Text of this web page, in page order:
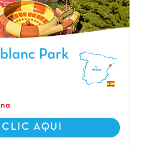
Cataluña
Park
CLIC AQUI